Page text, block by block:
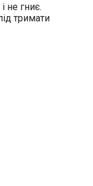
не гниє.
тримати